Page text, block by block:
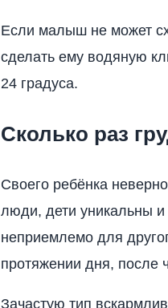
Если малыш не может
сделать ему водяную
24 градуса.
Сколько раз
Своего ребёнка
люди, дети уникальны
неприемлемо для
протяжении дня, после
Зачастую тип